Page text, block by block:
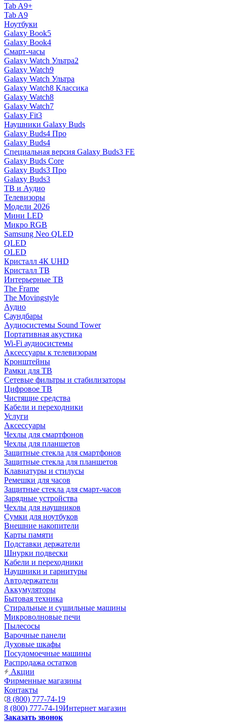
Tab A9+
Tab A9
Ноутбуки
Galaxy Book5
Galaxy Book4
Смарт-часы
Galaxy Watch Ультра2
Galaxy Watch9
Galaxy Watch Ультра
Galaxy Watch8 Классика
Galaxy Watch8
Galaxy Watch7
Galaxy Fit3
Наушники Galaxy Buds
Galaxy Buds4 Про
Galaxy Buds4
Специальная версия Galaxy Buds3 FE
Galaxy Buds Core
Galaxy Buds3 Про
Galaxy Buds3
ТВ и Аудио
Телевизоры
Модели 2026
Мини LED
Микро RGB
Samsung Neo QLED
QLED
OLED
Кристалл 4К UHD
Кристалл ТВ
Интерьерные ТВ
The Frame
The Movingstyle
Аудио
Саундбары
Аудиосистемы Sound Tower
Портативная акустика
Wi-Fi аудиосистемы
Аксессуары к телевизорам
Кронштейны
Рамки для ТВ
Сетевые фильтры и стабилизаторы
Цифровое ТВ
Чистящие средства
Кабели и переходники
Услуги
Аксессуары
Чехлы для смартфонов
Чехлы для планшетов
Защитные стекла для смартфонов
Защитные стекла для планшетов
Клавиатуры и стилусы
Ремешки для часов
Защитные стекла для смарт-часов
Зарядные устройства
Чехлы для наушников
Сумки для ноутбуков
Внешние накопители
Карты памяти
Подставки держатели
Шнурки подвески
Кабели и переходники
Наушники и гарнитуры
Автодержатели
Аккумуляторы
Бытовая техника
Стиральные и сушильные машины
Микроволновые печи
Пылесосы
Варочные панели
Духовые шкафы
Посудомоечные машины
Распродажа остатков
Акции
Фирменные магазины
Контакты
8 (800) 777-74-19
8 (800) 777-74-19Интернет магазин
Заказать звонок